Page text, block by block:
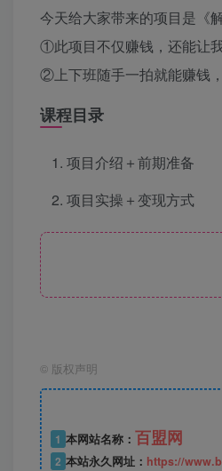
今天给大家带来的项目是《
①此项目不仅赚钱，还能让
②上下班随手一拍就能赚钱
课程目录
项目介绍＋前期准备
项目实操＋变现方式
© 版权声明
1 本网站名称： 百盟网
2 本站永久网址： https://